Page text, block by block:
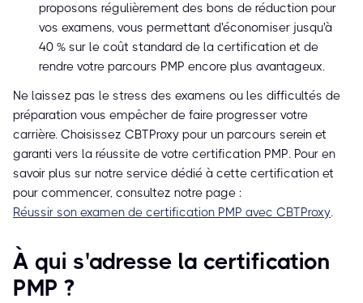
proposons régulièrement des bons de réduction pour
vos examens, vous permettant d'économiser jusqu'à
40 % sur le coût standard de la certification et de
rendre votre parcours PMP encore plus avantageux.
Ne laissez pas le stress des examens ou les difficultés de
préparation vous empêcher de faire progresser votre
carrière. Choisissez CBTProxy pour un parcours serein et
garanti vers la réussite de votre certification PMP. Pour en
savoir plus sur notre service dédié à cette certification et
pour commencer, consultez notre page :
Réussir son examen de certification PMP avec CBTProxy.
À qui s'adresse la certification
PMP ?